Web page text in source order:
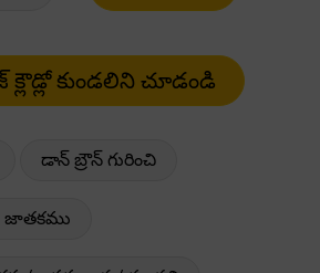
డాన్ బ్రౌన్ గురించి
జాతకము